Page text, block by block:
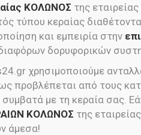
ΚΟΛΩΝΟΣ της
τύπου κεραίας
και εμπειρία στην
δορυφορικών
χρησιμοποιούμε
προβλέπεται από τους
με τη κεραία σας.
ΚΟΛΩΝΟΣ της
άμεσα!